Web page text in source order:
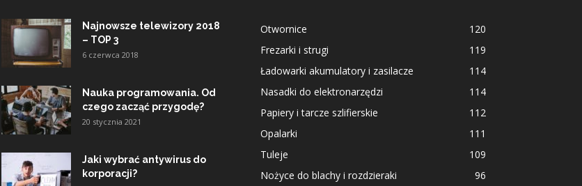
Najnowsze telewizory 2018
– TOP 3
6 czerwca 2018
Nauka programowania. Od
czego zacząć przygodę?
20 stycznia 2021
Jaki wybrać antywirus do
korporacji?
Otwornice
120
Frezarki i strugi
119
Ładowarki akumulatory i zasilacze
114
Nasadki do elektronarzędzi
114
Papiery i tarcze szlifierskie
112
Opalarki
111
Tuleje
109
Nożyce do blachy i rozdzieraki
96